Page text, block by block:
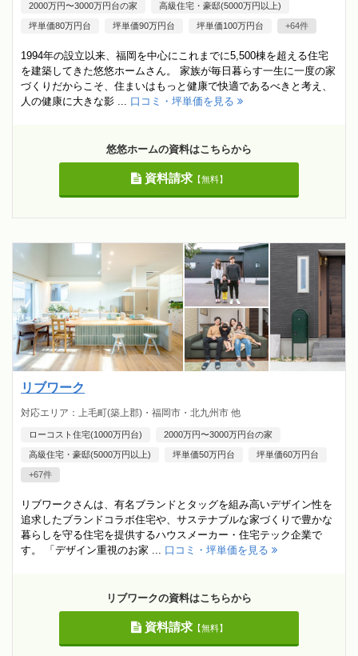
2000万円〜3000万円台の家 高級住宅・豪邸(5000万円以上)
坪単価80万円台 坪単価90万円台 坪単価100万円台 +64件
1994年の設立以来、福岡を中心にこれまでに5,500棟を超える住宅
を建築してきた悠悠ホームさん。 家族が毎日暮らす一生に一度の家
づくりだからこそ、住まいはもっと健康で快適であるべきと考え、
人の健康に大きな影 ... 口コミ・坪単価を見る
悠悠ホームの資料はこちらから
資料請求【無料】
リブワーク
対応エリア：上毛町(築上郡)・福岡市・北九州市 他
ローコスト住宅(1000万円台) 2000万円〜3000万円台の家
高級住宅・豪邸(5000万円以上) 坪単価50万円台 坪単価60万円台
+67件
リブワークさんは、有名ブランドとタッグを組み高いデザイン性を
追求したブランドコラボ住宅や、サステナブルな家づくりで豊かな
暮らしを守る住宅を提供するハウスメーカー・住宅テック企業で
す。 「デザイン重視のお家 ... 口コミ・坪単価を見る
リブワークの資料はこちらから
資料請求【無料】